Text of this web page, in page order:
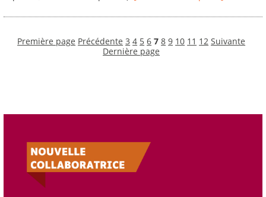
Première page Précédente 3 4 5 6 7 8 9 10 11 12 Suivante
Dernière page